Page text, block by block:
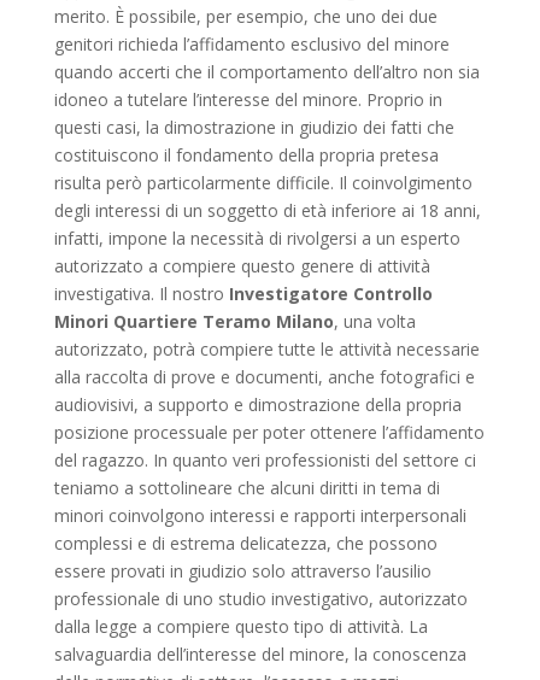
merito. È possibile, per esempio, che uno dei due
genitori richieda l’affidamento esclusivo del minore
quando accerti che il comportamento dell’altro non sia
idoneo a tutelare l’interesse del minore. Proprio in
questi casi, la dimostrazione in giudizio dei fatti che
costituiscono il fondamento della propria pretesa
risulta però particolarmente difficile. Il coinvolgimento
degli interessi di un soggetto di età inferiore ai 18 anni,
infatti, impone la necessità di rivolgersi a un esperto
autorizzato a compiere questo genere di attività
investigativa. Il nostro Investigatore Controllo
Minori Quartiere Teramo Milano, una volta
autorizzato, potrà compiere tutte le attività necessarie
alla raccolta di prove e documenti, anche fotografici e
audiovisivi, a supporto e dimostrazione della propria
posizione processuale per poter ottenere l’affidamento
del ragazzo. In quanto veri professionisti del settore ci
teniamo a sottolineare che alcuni diritti in tema di
minori coinvolgono interessi e rapporti interpersonali
complessi e di estrema delicatezza, che possono
essere provati in giudizio solo attraverso l’ausilio
professionale di uno studio investigativo, autorizzato
dalla legge a compiere questo tipo di attività. La
salvaguardia dell’interesse del minore, la conoscenza